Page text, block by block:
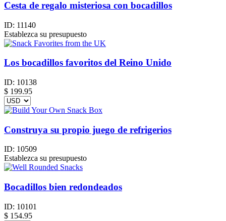
Cesta de regalo misteriosa con bocadillos
ID: 11140
Establezca su presupuesto
Los bocadillos favoritos del Reino Unido
ID: 10138
$ 199.95
Construya su propio juego de refrigerios
ID: 10509
Establezca su presupuesto
Bocadillos bien redondeados
ID: 10101
$ 154.95